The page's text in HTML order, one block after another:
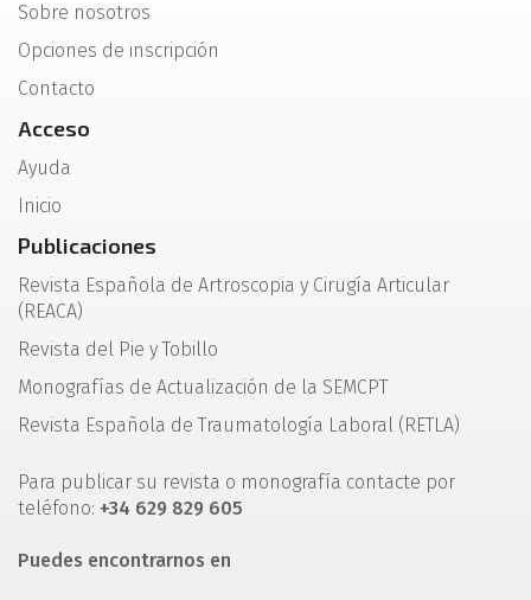
Sobre nosotros
Opciones de inscripción
Contacto
Acceso
Ayuda
Inicio
Publicaciones
Revista Española de Artroscopia y Cirugía Articular
(REACA)
Revista del Pie y Tobillo
Monografías de Actualización de la SEMCPT
Revista Española de Traumatología Laboral (RETLA)
Para publicar su revista o monografía contacte por
teléfono: +34 629 829 605
Puedes encontrarnos en